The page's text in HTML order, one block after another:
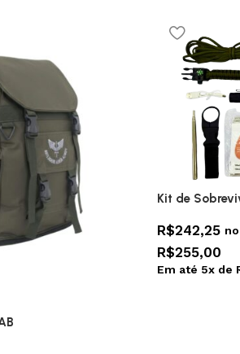
Kit de
R$242,25
R$255,00
Em até 5x de